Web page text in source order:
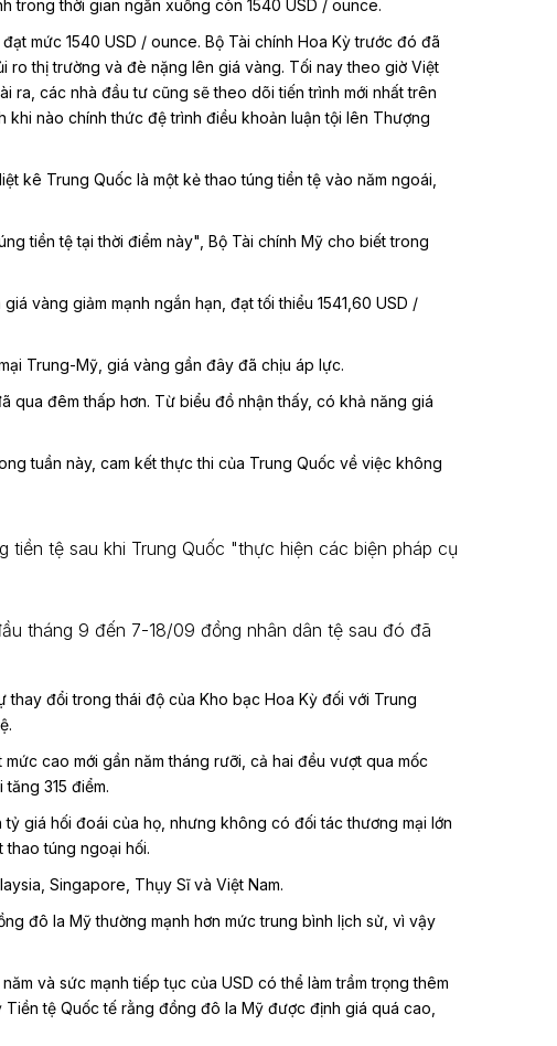
trong thời gian ngắn xuống còn 1540 USD / ounce.
mức 1540 USD / ounce. Bộ Tài chính Hoa Kỳ trước đó đã
thị trường và đè nặng lên giá vàng. Tối nay theo giờ Việt
ra, các nhà đầu tư cũng sẽ theo dõi tiến trình mới nhất trên
nào chính thức đệ trình điều khoản luận tội lên Thượng
kê Trung Quốc là một kẻ thao túng tiền tệ vào năm ngoái,
tiền tệ tại thời điểm này", Bộ Tài chính Mỹ cho biết trong
vàng giảm mạnh ngắn hạn, đạt tối thiểu 1541,60 USD /
Trung-Mỹ, giá vàng gần đây đã chịu áp lực.
qua đêm thấp hơn. Từ biểu đồ nhận thấy, có khả năng giá
tuần này, cam kết thực thi của Trung Quốc về việc không
tiền tệ sau khi Trung Quốc "thực hiện các biện pháp cụ
tháng 9 đến 7-18/09 đồng nhân dân tệ sau đó đã
đổi trong thái độ của Kho bạc Hoa Kỳ đối với Trung
cao mới gần năm tháng rưỡi, cả hai đều vượt qua mốc
315 điểm.
giá hối đoái của họ, nhưng không có đối tác thương mại lớn
túng ngoại hối.
Singapore, Thụy Sĩ và Việt Nam.
đô la Mỹ thường mạnh hơn mức trung bình lịch sử, vì vậy
và sức mạnh tiếp tục của USD có thể làm trầm trọng thêm
tệ Quốc tế rằng đồng đô la Mỹ được định giá quá cao,